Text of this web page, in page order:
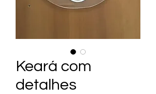
Keará com
detalhes